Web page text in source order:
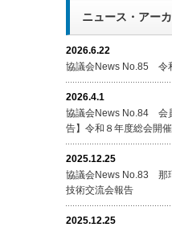
ニュース・アー
2026.6.22
協議会News No.85 令
2026.4.1
協議会News No.84 会
告】令和８年度総会開催
2025.12.25
協議会News No.83 那
技術交流会報告
2025.12.25